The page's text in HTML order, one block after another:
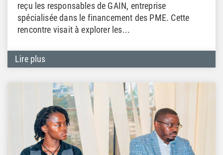
reçu les responsables de GAIN, entreprise
spécialisée dans le financement des PME. Cette
rencontre visait à explorer les...
Lire plus